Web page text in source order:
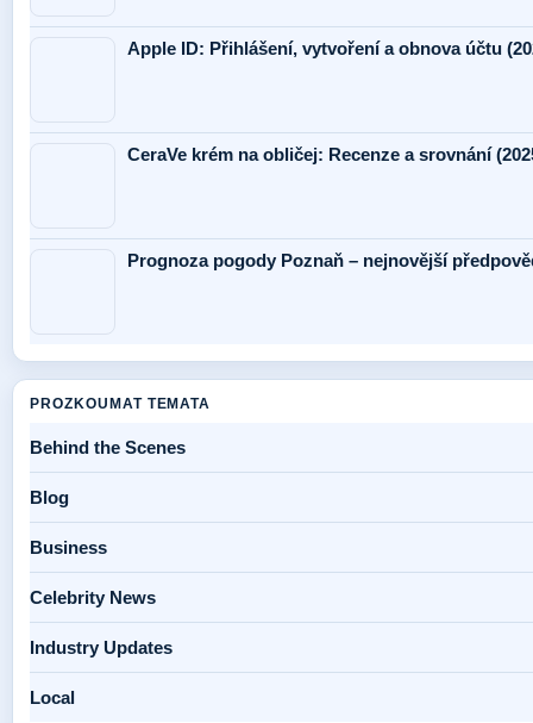
Apple ID: Přihlášení, vytvoření a obnova účtu
CeraVe krém na obličej: Recenze a srovnání
Prognoza pogody Poznaň – nejnovější
PROZKOUMAT TEMATA
Behind the Scenes
Blog
Business
Celebrity News
Industry Updates
Local